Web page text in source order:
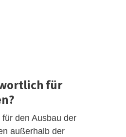
für
den Ausbau der
außerhalb der